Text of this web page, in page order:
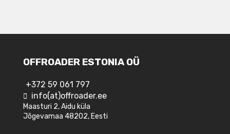
OFFROADER ESTONIA OÜ
+372 59 061 797
info(at)offroader.ee
Maasturi 2, Aidu küla
Jõgevamaa 48202, Eesti